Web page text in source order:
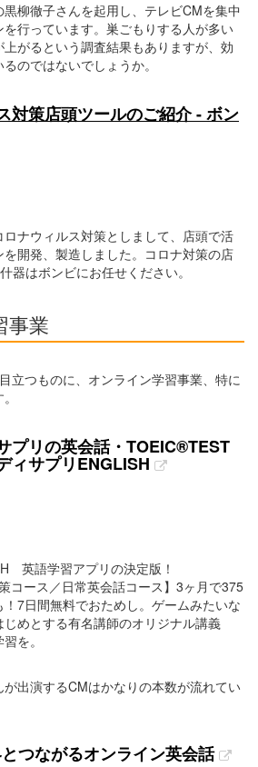
柳徹子さんを起用し、テレビCMを集中
行っています。巣ごもりする人が多い
がるという調査結果もありますが、効
のではないでしょうか。
対策店頭ツールのご紹介 - ボン
ナウィルス対策としまして、店頭で活
開発、製造しました。コロナ対策の店
器はボンビにお任せください。
事業
立つものに、オンライン学習事業、特に
プリの英会話・TOEIC®TEST
ィサプリENGLISH
英語学習アプリの決定版！
コース／日常英会話コース】3ヶ月で375
7日間無料でおためし。ゲームみたいな
めとする有名講師のオリジナル講義
を。
出演するCMはかなりの本数が流れてい
つながるオンライン英会話